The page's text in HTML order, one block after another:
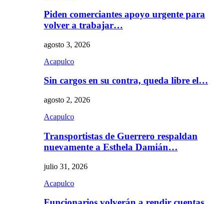
Piden comerciantes apoyo urgente para
volver a trabajar…
agosto 3, 2026
Acapulco
Sin cargos en su contra, queda libre el…
agosto 2, 2026
Acapulco
Transportistas de Guerrero respaldan
nuevamente a Esthela Damián…
julio 31, 2026
Acapulco